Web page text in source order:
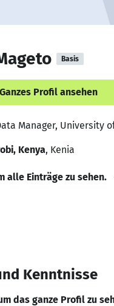
Basis
Ganzes Profil ansehen
Manager, University
Kenya, Kenia
alle Einträge zu sehen.
Kenntnisse
das ganze Profil zu